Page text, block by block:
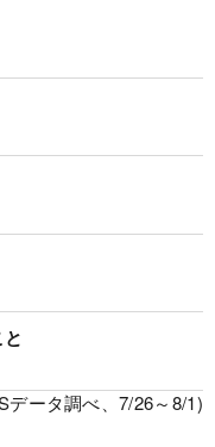
データ調べ、7/26～8/1)